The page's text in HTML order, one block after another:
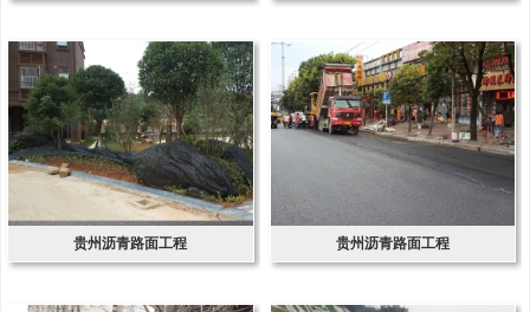
贵州沥青路面工程 贵州沥青路面工程